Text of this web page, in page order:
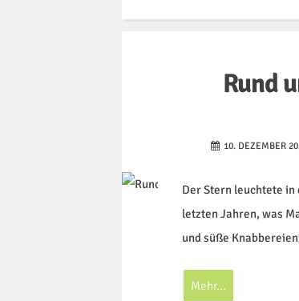
Rund
10. DEZEMBER
Der Stern leuchtete
letzten Jahren, was
und süße
Mehr...